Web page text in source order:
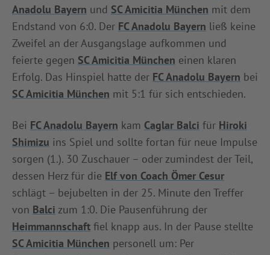
DER VERBAND
Anadolu Bayern und SC Amicitia München mit dem
Endstand von 6:0. Der FC Anadolu Bayern ließ keine
Zweifel an der Ausgangslage aufkommen und
feierte gegen SC Amicitia München einen klaren
Erfolg. Das Hinspiel hatte der FC Anadolu Bayern bei
SC Amicitia München mit 5:1 für sich entschieden.
Bei FC Anadolu Bayern kam Caglar Balci für Hiroki
Shimizu ins Spiel und sollte fortan für neue Impulse
sorgen (1.). 30 Zuschauer – oder zumindest der Teil,
dessen Herz für die Elf von Coach Ömer Cesur
schlägt – bejubelten in der 25. Minute den Treffer
von Balci zum 1:0. Die Pausenführung der
Heimmannschaft fiel knapp aus. In der Pause stellte
SC Amicitia München personell um: Per